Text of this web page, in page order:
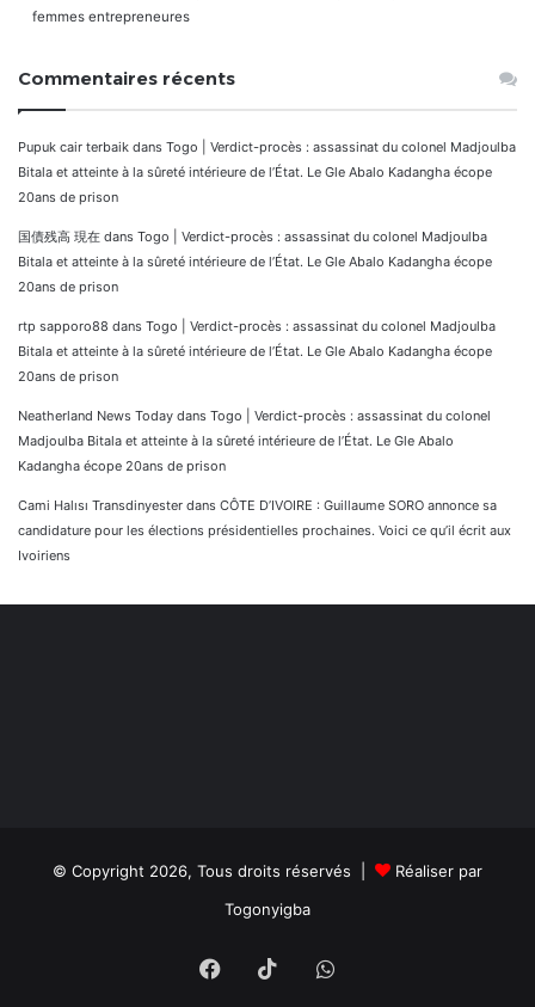
femmes entrepreneures
Commentaires récents
Pupuk cair terbaik dans Togo | Verdict-procès : assassinat du colonel Madjoulba
Bitala et atteinte à la sûreté intérieure de l’État. Le Gle Abalo Kadangha écope
20ans de prison
国債残高 現在 dans Togo | Verdict-procès : assassinat du colonel Madjoulba
Bitala et atteinte à la sûreté intérieure de l’État. Le Gle Abalo Kadangha écope
20ans de prison
rtp sapporo88 dans Togo | Verdict-procès : assassinat du colonel Madjoulba
Bitala et atteinte à la sûreté intérieure de l’État. Le Gle Abalo Kadangha écope
20ans de prison
Neatherland News Today dans Togo | Verdict-procès : assassinat du colonel
Madjoulba Bitala et atteinte à la sûreté intérieure de l’État. Le Gle Abalo
Kadangha écope 20ans de prison
Cami Halısı Transdinyester dans CÔTE D’IVOIRE : Guillaume SORO annonce sa
candidature pour les élections présidentielles prochaines. Voici ce qu’il écrit aux
Ivoiriens
© Copyright 2026, Tous droits réservés |
Réaliser par
Togonyigba
Facebook
TikTokWhatsApp